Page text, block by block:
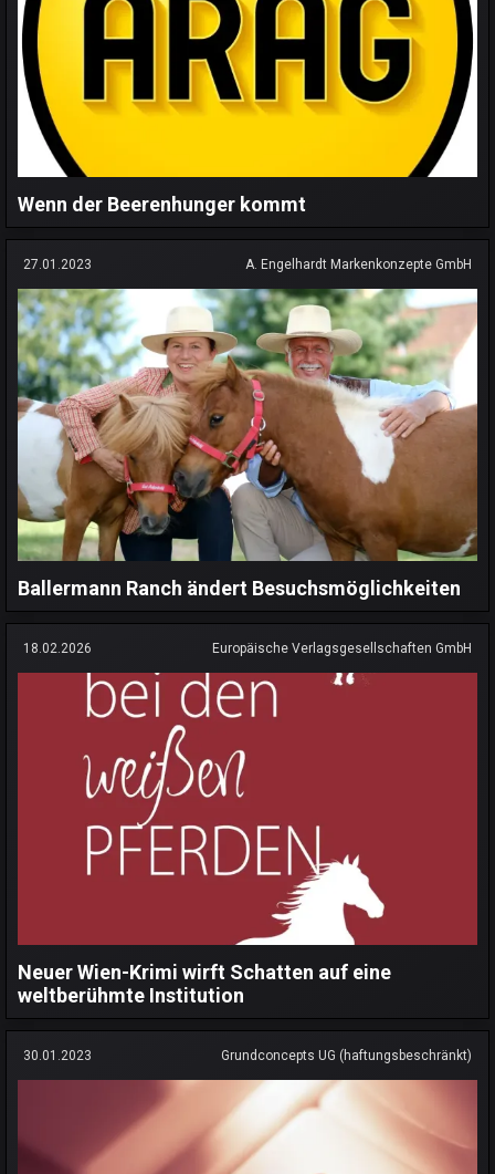
Wenn der Beerenhunger kommt
27.01.2023 A. Engelhardt Markenkonzepte GmbH
Ballermann Ranch ändert Besuchsmöglichkeiten
18.02.2026 Europäische Verlagsgesellschaften GmbH
Neuer Wien-Krimi wirft Schatten auf eine
weltberühmte Institution
30.01.2023 Grundconcepts UG (haftungsbeschränkt)